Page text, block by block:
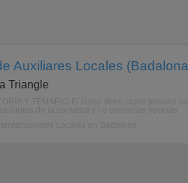
Auxiliares Locales
Triangle